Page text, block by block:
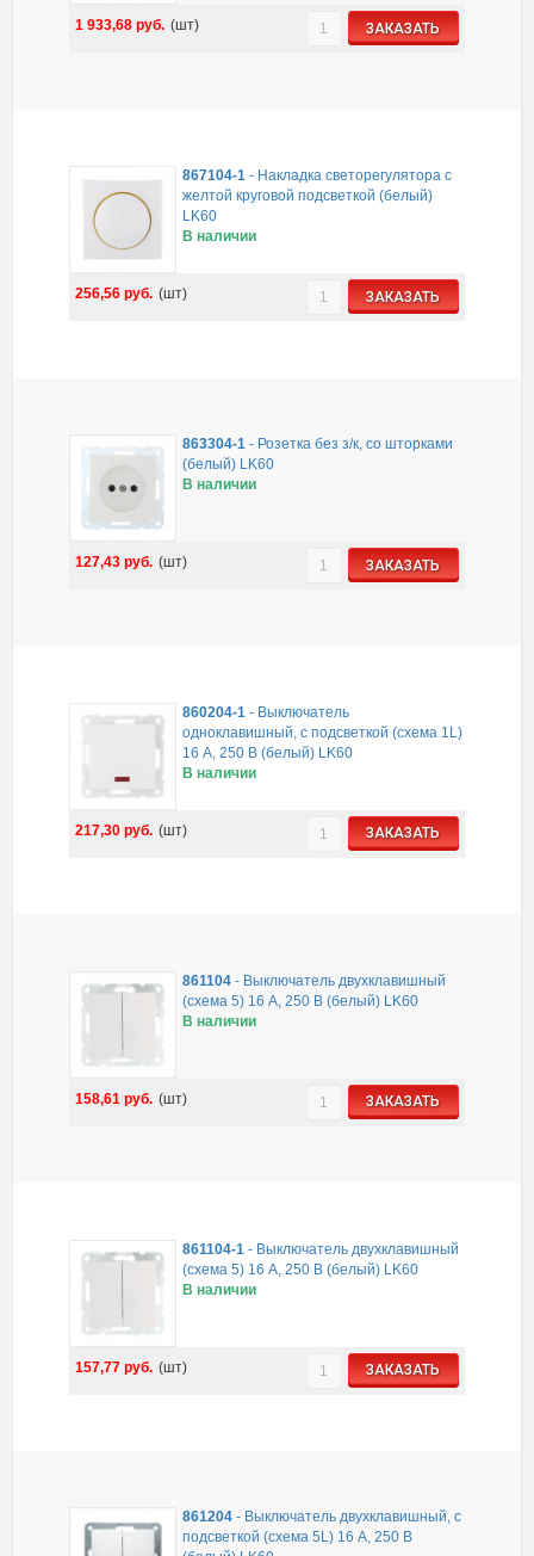
1 933,68руб. (шт) ЗАКАЗАТЬ
867104-1 - Накладка светорегулятора с
желтой круговой подсветкой (белый)
LK60
В наличии
256,56руб. (шт) ЗАКАЗАТЬ
863304-1 - Розетка без з/к, со шторками
(белый) LK60
В наличии
127,43руб. (шт) ЗАКАЗАТЬ
860204-1 - Выключатель
одноклавишный, c подсветкой (схема 1L)
16 A, 250 B (белый) LK60
В наличии
217,30руб. (шт) ЗАКАЗАТЬ
861104 - Выключатель двухклавишный
(схема 5) 16 A, 250 B (белый) LK60
В наличии
158,61руб. (шт) ЗАКАЗАТЬ
861104-1 - Выключатель двухклавишный
(схема 5) 16 A, 250 B (белый) LK60
В наличии
157,77руб. (шт) ЗАКАЗАТЬ
861204 - Выключатель двухклавишный, с
подсветкой (схема 5L) 16 A, 250 B